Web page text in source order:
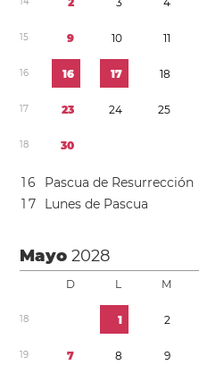
15 9 10 11
16 16 17 18
17 23 24 25
18 30
16
Pascua de Resurrección
1 7 Lunes de Pascua
Mayo2028
D L M
18 1 2
19 7 8 9